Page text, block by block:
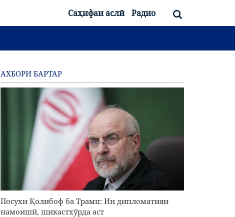
Саҳифаи аслӣ Радио
АХБОРИ БАРТАР
Посухи Қолибоф ба Трамп: Ин дипломатияи
намоишӣ, шикастхӯрда аст